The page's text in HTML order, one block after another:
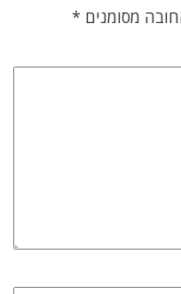
מסומנים *